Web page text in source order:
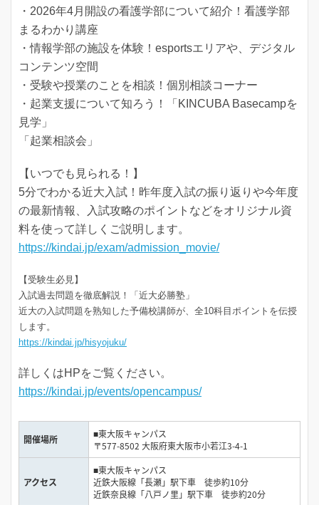
・2026年4月開設の看護学部について紹介！看護学部
まるわかり講座
・情報学部の施設を体験！esportsエリアや、デジタル
コンテンツ空間
・受験や授業のことを相談！個別相談コーナー
・起業支援について知ろう！「KINCUBA Basecampを
見学」
「起業相談会」
【いつでも見られる！】
5分でわかる近大入試！昨年度入試の振り返りや今年度
の最新情報、入試攻略のポイントなどをオリジナル資
料を使って詳しくご説明します。
https://kindai.jp/exam/admission_movie/
【受験生必見】
入試過去問題を徹底解説！「近大必勝塾」
近大の入試問題を熟知した予備校講師が、全10科目ポイントを伝授
します。
https://kindai.jp/hisyojuku/
詳しくはHPをご覧ください。
https://kindai.jp/events/opencampus/
開催場所
■東大阪キャンパス
〒577-8502 大阪府東大阪市小若江3-4-1
アクセス
■東大阪キャンパス
近鉄大阪線「長瀬」駅下車 徒歩約10分
近鉄奈良線「八戸ノ里」駅下車 徒歩約20分